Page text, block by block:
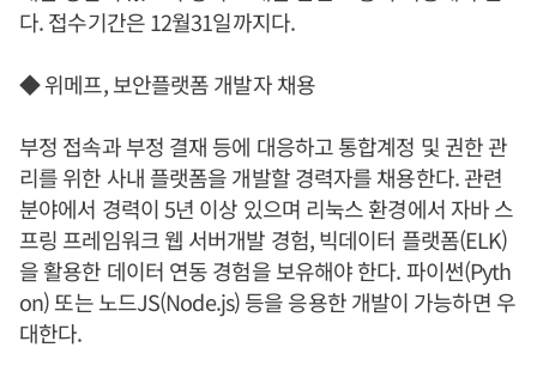
다. 접수기간은 12월31일까지다.
◆ 위메프, 보안플랫폼 개발자 채용
부정 접속과 부정 결재 등에 대응하고 통합계정 및 권한 관
리를 위한 사내 플랫폼을 개발할 경력자를 채용한다. 관련
분야에서 경력이 5년 이상 있으며 리눅스 환경에서 자바 스
프링 프레임워크 웹 서버개발 경험, 빅데이터 플랫폼(ELK)
을 활용한 데이터 연동 경험을 보유해야 한다. 파이썬(Pyth
on) 또는 노드JS(Node.js) 등을 응용한 개발이 가능하면 우
대한다.